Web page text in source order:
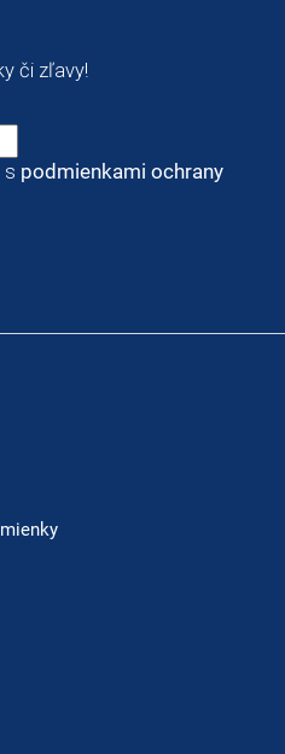
či zľavy!
s podmienkami ochrany